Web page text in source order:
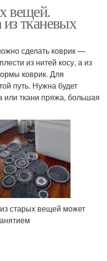
Коврик из старых
Коврик из помпонов
Коврики из лоскутков
Коврик из лоскутков
вещей.
тканевых
сделать коврик —
из нитей косу, а из
коврик. Для
путь. Нужна будет
или ткани пряжа, большая
старых вещей может